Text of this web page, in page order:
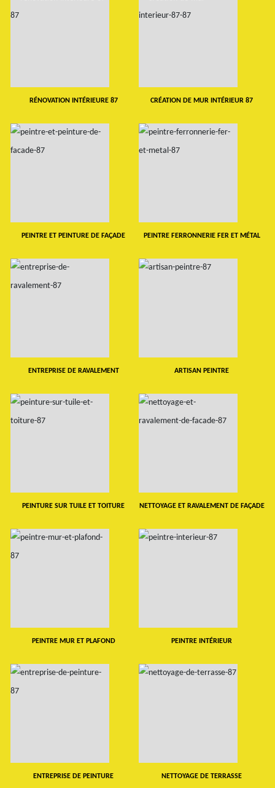
RÉNOVATION INTÉRIEURE 87 CRÉATION DE MUR INTÉRIEUR 87
PEINTRE ET PEINTURE DE FAÇADE PEINTRE FERRONNERIE FER ET MÉTAL
ENTREPRISE DE RAVALEMENT ARTISAN PEINTRE
PEINTURE SUR TUILE ET TOITURE NETTOYAGE ET RAVALEMENT DE FAÇADE
PEINTRE MUR ET PLAFOND PEINTRE INTÉRIEUR
ENTREPRISE DE PEINTURE NETTOYAGE DE TERRASSE